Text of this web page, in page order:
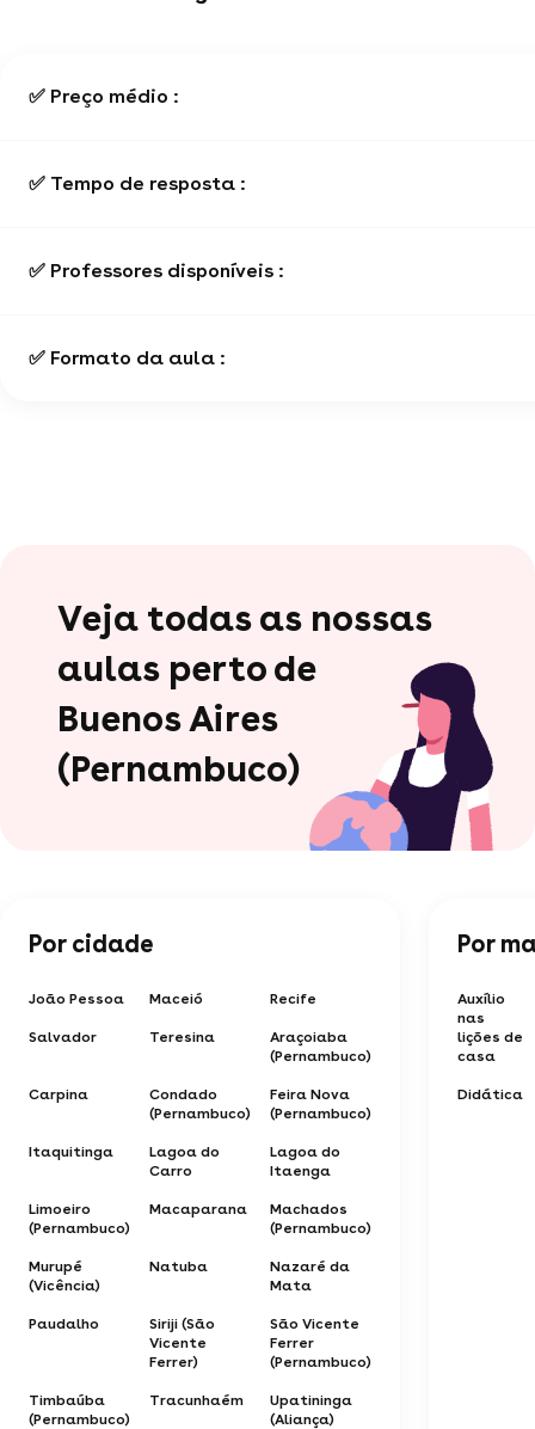
✅ Preço médio :
✅ Tempo de resposta :
✅ Professores disponíveis :
✅ Formato da aula :
Veja todas as nossas
aulas perto de
Buenos Aires
(Pernambuco)
Por cidade
João Pessoa Maceió Recife
Salvador Teresina
Araçoiaba
(Pernambuco)
Carpina
Condado
(Pernambuco)
Feira Nova
(Pernambuco)
Itaquitinga
Lagoa do
Carro
Lagoa do
Itaenga
Limoeiro
(Pernambuco)
Macaparana
Machados
(Pernambuco)
Murupé
(Vicência)
Natuba
Nazaré da
Mata
Paudalho
Siriji (São
Vicente
Ferrer)
São Vicente
Ferrer
(Pernambuco)
Timbaúba
(Pernambuco)
Tracunhaém
Upatininga
(Aliança)
Por
Auxílio
nas
lições de
casa
Didática